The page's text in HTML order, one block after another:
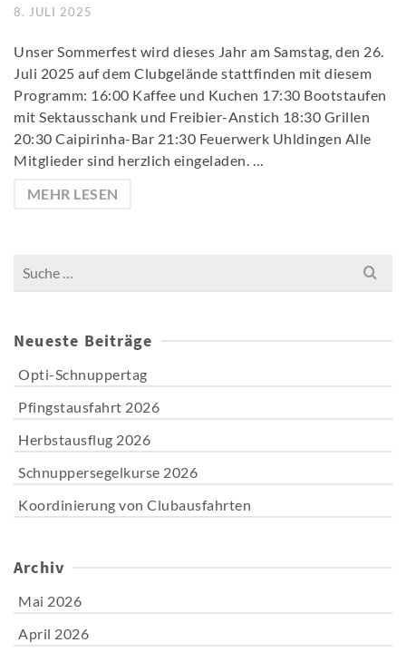
8. JULI 2025
Unser Sommerfest wird dieses Jahr am Samstag, den 26.
Juli 2025 auf dem Clubgelände stattfinden mit diesem
Programm: 16:00 Kaffee und Kuchen 17:30 Bootstaufen
mit Sektausschank und Freibier-Anstich 18:30 Grillen
20:30 Caipirinha-Bar 21:30 Feuerwerk Uhldingen Alle
Mitglieder sind herzlich eingeladen. …
MEHR LESEN
Search
Neueste Beiträge
Opti-Schnuppertag
Pfingstausfahrt 2026
Herbstausflug 2026
Schnuppersegelkurse 2026
Koordinierung von Clubausfahrten
Archiv
Mai 2026
April 2026